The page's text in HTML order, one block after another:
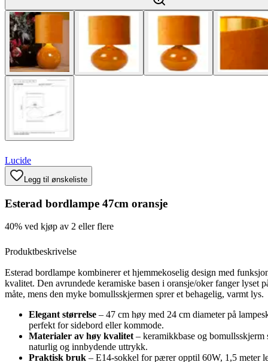
Lucide
Legg til ønskeliste
Esterad bordlampe 47cm oransje
40% ved kjøp av 2 eller flere
Produktbeskrivelse
Esterad bordlampe kombinerer et hjemmekoselig design med
kvalitet. Den avrundede keramiske basen i oransje/oker fanger lyset
måte, mens den myke bomullsskjer­men sprer et behagelig, varmt lys.
Elegant størrelse – 47 cm høy med 24 cm diameter på
perfekt for sidebord eller kommode.
Materialer av høy kvalitet– keramikkbase og bomullsskjerm
naturlig og innbydende uttrykk.
Praktisk bruk – E14-sokkel for pærer opptil 60W, 1,5 meter